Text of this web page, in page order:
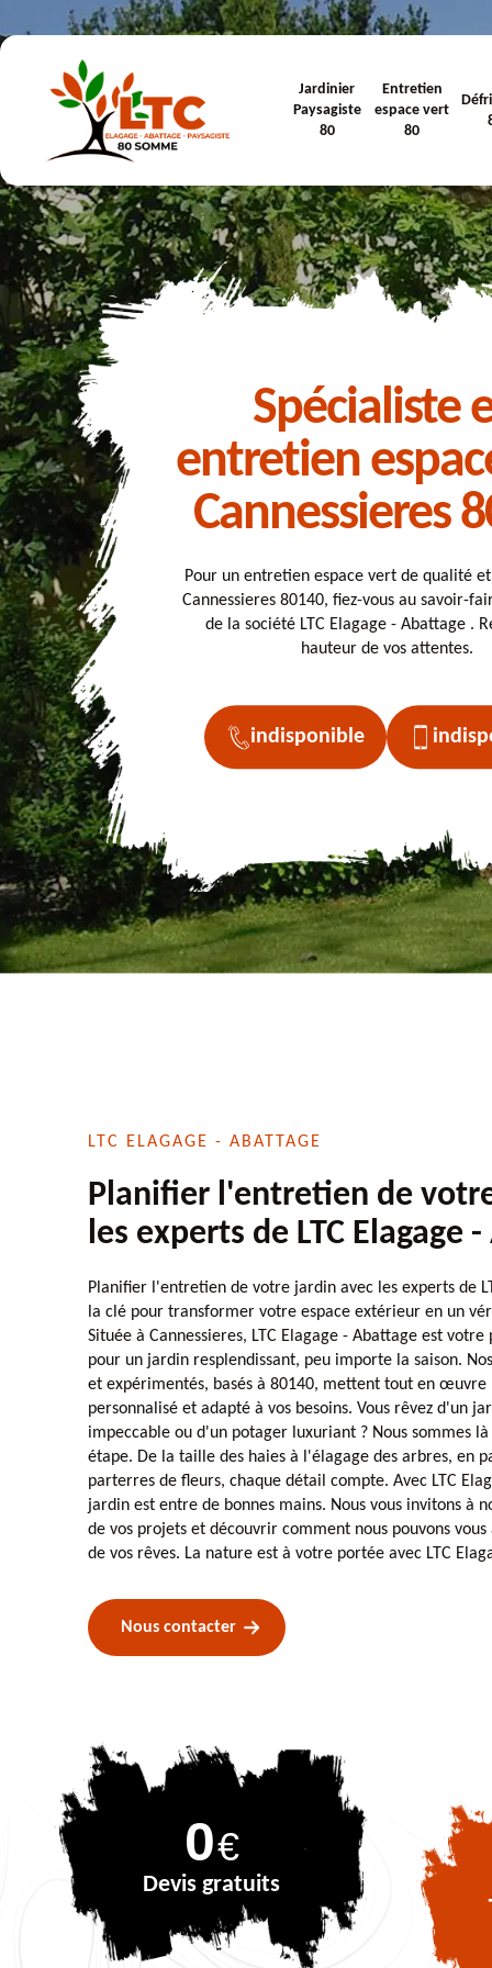
Jardinier
Paysagiste
80
Entretien
espace vert
80
Spécialiste
entretien
Cannessieres
Pour un entretien espace vert de qualité
Cannessieres 80140, fiez-vous au savoir-
de la société LTC Elagage - Abattage .
hauteur de vos attentes.
indisponible
LTC ELAGAGE - ABATTAGE
Planifier l'entretien de
les experts de LTC Elagage
Planifier l'entretien de votre jardin avec les experts de
la clé pour transformer votre espace extérieur en un
Située à Cannessieres, LTC Elagage - Abattage est
pour un jardin resplendissant, peu importe la saison.
et expérimentés, basés à 80140, mettent tout en
personnalisé et adapté à vos besoins. Vous rêvez d'un
impeccable ou d'un potager luxuriant ? Nous sommes
étape. De la taille des haies à l'élagage des arbres, en
parterres de fleurs, chaque détail compte. Avec LTC
jardin est entre de bonnes mains. Nous vous invitons à
de vos projets et découvrir comment nous pouvons
de vos rêves. La nature est à votre portée avec LTC
Nous contacter
0€
Devis gratuits